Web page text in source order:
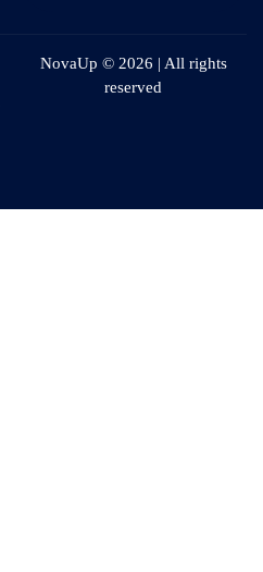
NovaUp © 2026 | All rights
reserved